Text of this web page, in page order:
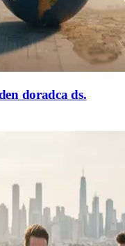
doradca ds.